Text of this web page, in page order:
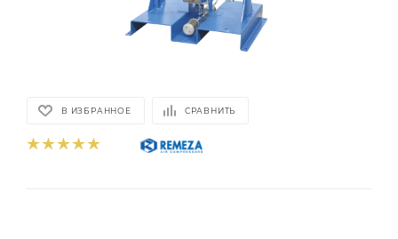
В ИЗБРАННОЕ СРАВНИТЬ